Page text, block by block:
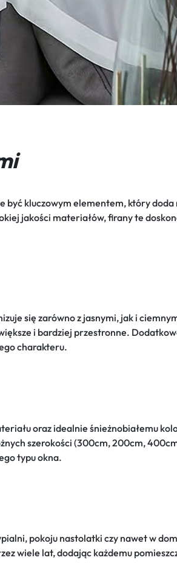
być kluczowym elementem, który
jakości materiałów, firany te
się zarówno z jasnymi, jak i
i bardziej przestronne.
charakteru.
oraz idealnie śnieżnobiałemu
szerokości (300cm, 200cm,
typu okna.
pokoju nastolatki czy nawet w
wiele lat, dodając każdemu